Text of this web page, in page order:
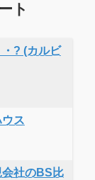
ト
? (カルビ
ス
社のBS比